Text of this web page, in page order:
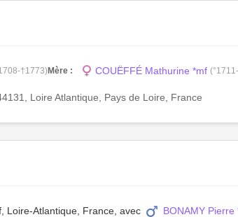
†1773)Mère : COUËFFÉ Mathurine *mf
Loire Atlantique, Pays de Loire, France
Loire-Atlantique, France, avec BONAMY Pierre